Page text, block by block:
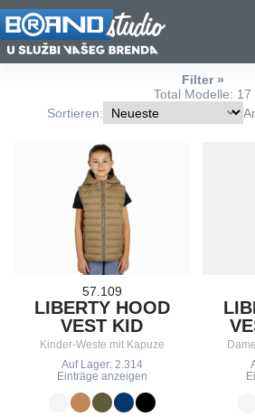
Zum
Inhalt
springen
Filter
Total Modelle: 17
Sortieren:
57.109
LIBERTY HOOD
VEST KID
Kinder-Weste mit Kapuze
Auf Lager: 2.314
Einträge anzeigen